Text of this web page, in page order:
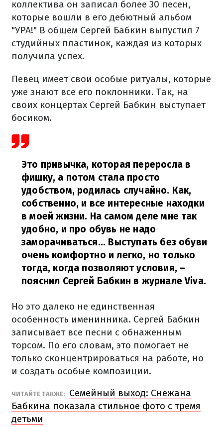
коллектива он записал более 30 песен,
которые вошли в его дебютный альбом
"УРА!" В общем Сергей Бабкин выпустил 7
студийных пластинок, каждая из которых
получила успех.
Певец имеет свои особые ритуалы, которые
уже знают все его поклонники. Так, на
своих концертах Сергей Бабкин выступает
босиком.
Это привычка, которая переросла в
фишку, а потом стала просто
удобством, родилась случайно. Как,
собственно, и все интересные находки
в моей жизни. На самом деле мне так
удобно, и про обувь не надо
заморачиваться... Выступать без обуви
очень комфортно и легко, но только
тогда, когда позволяют условия, –
пояснил Сергей Бабкин в журнале Viva.
Но это далеко не единственная
особенность именинника. Сергей Бабкин
записывает все песни с обнаженным
торсом. По его словам, это помогает не
только сконцентрироваться на работе, но
и создать особые композиции.
ЧИТАЙТЕ ТАКЖЕ:
Семейный выход: Снежана
Бабкина показала стильное фото с тремя
детьми